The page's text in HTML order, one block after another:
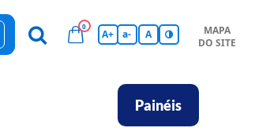
Hub de Conhecimentos
0
A+ a- A
MAPA
DO SITE
Painéis